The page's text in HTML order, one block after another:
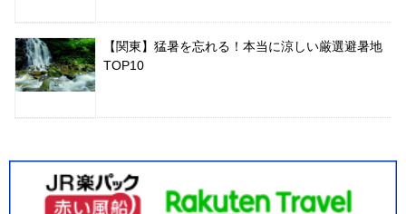
【関東】猛暑を忘れる！本当に涼しい厳選避暑地
TOP10